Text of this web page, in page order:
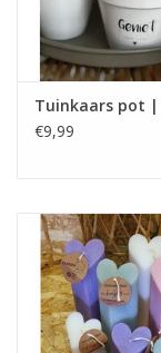
Tuinkaars pot |
€9,99